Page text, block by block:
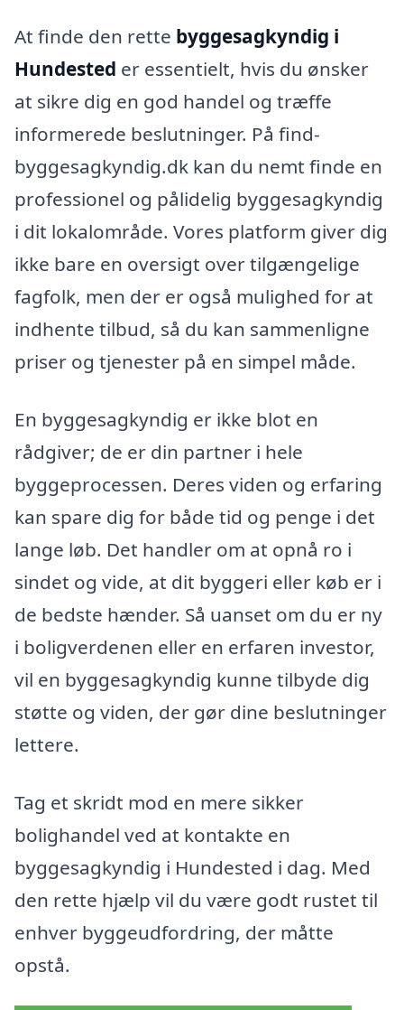
At finde den rette byggesagkyndig i
Hundested er essentielt, hvis du ønsker
at sikre dig en god handel og træffe
informerede beslutninger. På find-
byggesagkyndig.dk kan du nemt finde en
professionel og pålidelig byggesagkyndig
i dit lokalområde. Vores platform giver dig
ikke bare en oversigt over tilgængelige
fagfolk, men der er også mulighed for at
indhente tilbud, så du kan sammenligne
priser og tjenester på en simpel måde.
En byggesagkyndig er ikke blot en
rådgiver; de er din partner i hele
byggeprocessen. Deres viden og erfaring
kan spare dig for både tid og penge i det
lange løb. Det handler om at opnå ro i
sindet og vide, at dit byggeri eller køb er i
de bedste hænder. Så uanset om du er ny
i boligverdenen eller en erfaren investor,
vil en byggesagkyndig kunne tilbyde dig
støtte og viden, der gør dine beslutninger
lettere.
Tag et skridt mod en mere sikker
bolighandel ved at kontakte en
byggesagkyndig i Hundested i dag. Med
den rette hjælp vil du være godt rustet til
enhver byggeudfordring, der måtte
opstå.